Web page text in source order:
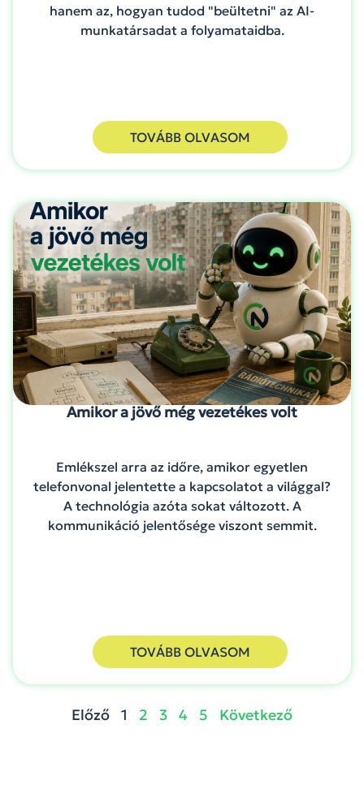
hanem az, hogyan tudod "beültetni" az AI-
munkatársadat a folyamataidba.
TOVÁBB OLVASOM
Amikor a jövő még vezetékes volt
Emlékszel arra az időre, amikor egyetlen
telefonvonal jelentette a kapcsolatot a világgal?
A technológia azóta sokat változott. A
kommunikáció jelentősége viszont semmit.
TOVÁBB OLVASOM
Előző 1 2 3 4 5 Következő